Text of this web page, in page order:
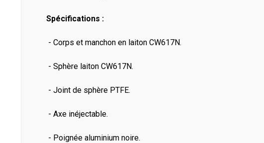
Spécifications :
- Corps et manchon en laiton CW617N.
- Sphère laiton CW617N.
- Joint de sphère PTFE.
- Axe inéjectable.
- Poignée aluminium noire.